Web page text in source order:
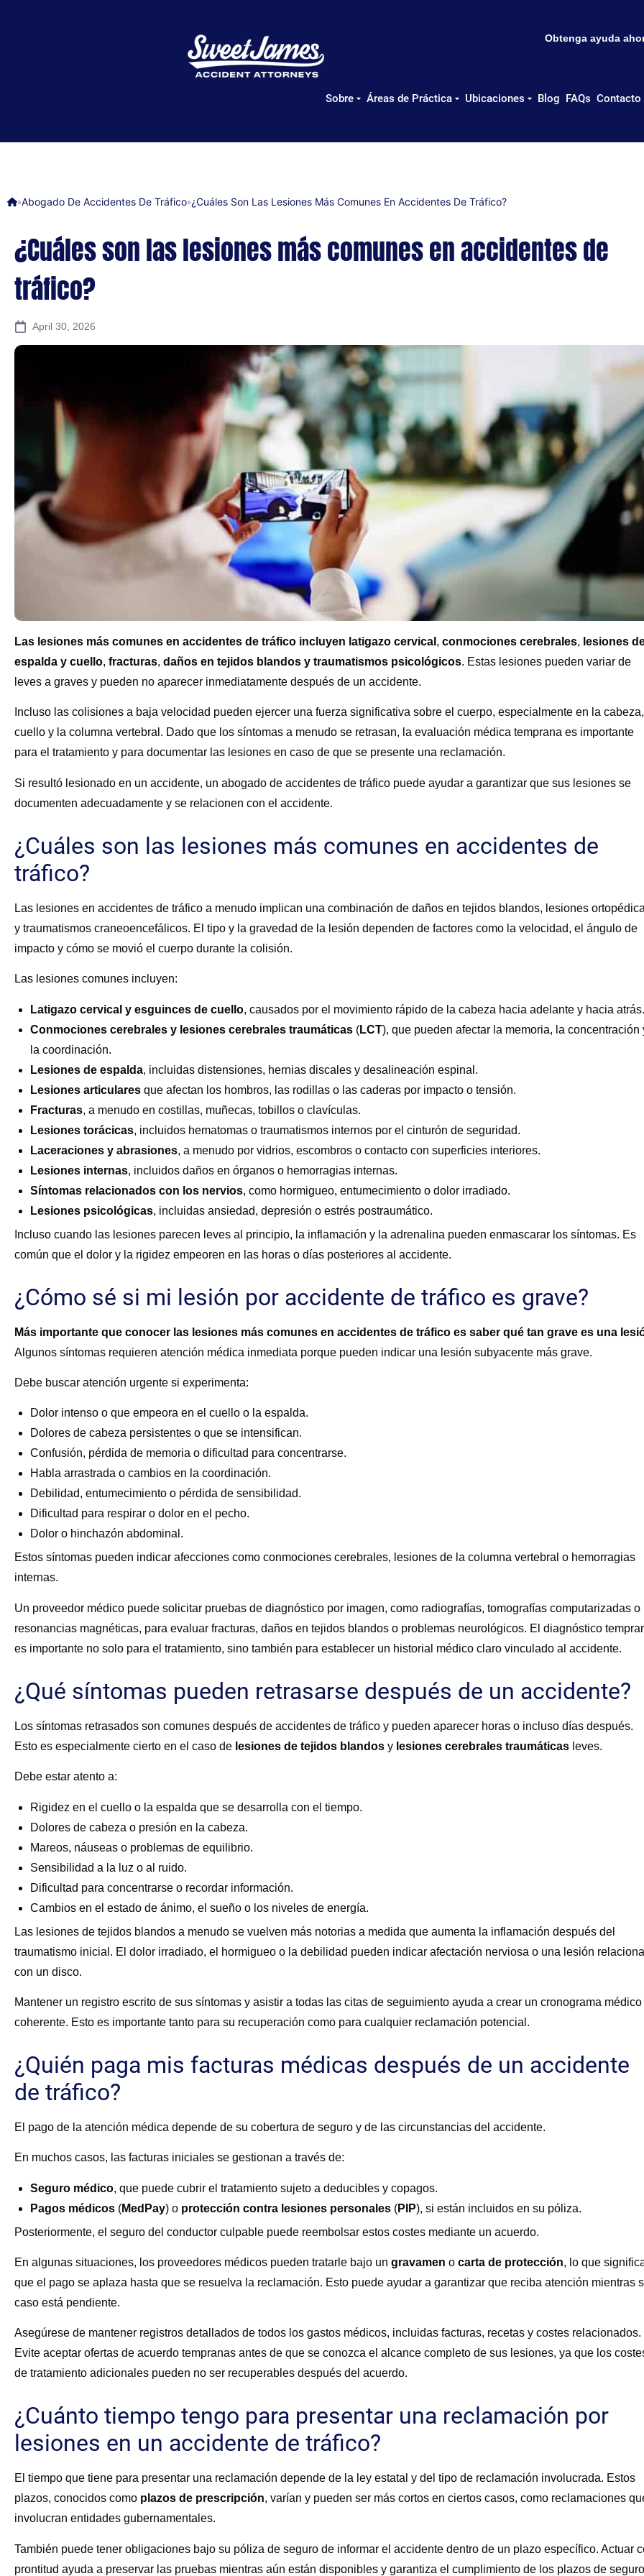
Sobre Áreas de Práctica Ubicaciones Blog FAQs Contacto
Obtenga ayuda
»Abogado De Accidentes De Tráfico»¿Cuáles Son Las Lesiones Más Comunes En Accidentes De Tráfico?
¿Cuáles son las lesiones más comunes en accidentes de
tráfico?
April 30, 2026
Las lesiones más comunes en accidentes de tráfico incluyen latigazo cervical , conmociones cerebrales, lesiones
espalda y cuello, fracturas, daños en tejidos blandos y traumatismos psicológicos. Estas lesiones pueden variar de
leves a graves y pueden no aparecer inmediatamente después de un accidente.
Incluso las colisiones a baja velocidad pueden ejercer una fuerza significativa sobre el cuerpo, especialmente en la
cuello y la columna vertebral. Dado que los síntomas a menudo se retrasan, la evaluación médica temprana es importante
para el tratamiento y para documentar las lesiones en caso de que se presente una reclamación.
Si resultó lesionado en un accidente, un abogado de accidentes de tráfico puede ayudar a garantizar que sus lesiones se
documenten adecuadamente y se relacionen con el accidente.
¿Cuáles son las lesiones más comunes en accidentes de
tráfico?
Las lesiones en accidentes de tráfico a menudo implican una combinación de daños en tejidos blandos, lesiones
y traumatismos craneoencefálicos. El tipo y la gravedad de la lesión dependen de factores como la velocidad, el ángulo de
impacto y cómo se movió el cuerpo durante la colisión.
Las lesiones comunes incluyen:
Latigazo cervical y esguinces de cuello, causados por el movimiento rápido de la cabeza hacia adelante y hacia atrás.
Conmociones cerebrales y lesiones cerebrales traumáticas (LCT), que pueden afectar la memoria, la concentración
la coordinación.
Lesiones de espalda, incluidas distensiones, hernias discales y desalineación espinal.
Lesiones articulares que afectan los hombros, las rodillas o las caderas por impacto o tensión.
Fracturas, a menudo en costillas, muñecas, tobillos o clavículas.
Lesiones torácicas, incluidos hematomas o traumatismos internos por el cinturón de seguridad.
Laceraciones y abrasiones, a menudo por vidrios, escombros o contacto con superficies interiores.
Lesiones internas, incluidos daños en órganos o hemorragias internas.
Síntomas relacionados con los nervios, como hormigueo, entumecimiento o dolor irradiado.
Lesiones psicológicas, incluidas ansiedad, depresión o estrés postraumático.
Incluso cuando las lesiones parecen leves al principio, la inflamación y la adrenalina pueden enmascarar los síntomas. Es
común que el dolor y la rigidez empeoren en las horas o días posteriores al accidente.
¿Cómo sé si mi lesión por accidente de tráfico es grave?
Más importante que conocer las lesiones más comunes en accidentes de tráfico es saber qué tan grave es una
Algunos síntomas requieren atención médica inmediata porque pueden indicar una lesión subyacente más grave.
Debe buscar atención urgente si experimenta:
Dolor intenso o que empeora en el cuello o la espalda.
Dolores de cabeza persistentes o que se intensifican.
Confusión, pérdida de memoria o dificultad para concentrarse.
Habla arrastrada o cambios en la coordinación.
Debilidad, entumecimiento o pérdida de sensibilidad.
Dificultad para respirar o dolor en el pecho.
Dolor o hinchazón abdominal.
Estos síntomas pueden indicar afecciones como conmociones cerebrales, lesiones de la columna vertebral o hemorragias
internas.
Un proveedor médico puede solicitar pruebas de diagnóstico por imagen, como radiografías, tomografías computarizadas o
resonancias magnéticas, para evaluar fracturas, daños en tejidos blandos o problemas neurológicos. El diagnóstico
es importante no solo para el tratamiento, sino también para establecer un historial médico claro vinculado al accidente.
¿Qué síntomas pueden retrasarse después de un accidente?
Los síntomas retrasados son comunes después de accidentes de tráfico y pueden aparecer horas o incluso días después.
Esto es especialmente cierto en el caso de lesiones de tejidos blandos y lesiones cerebrales traumáticas leves.
Debe estar atento a:
Rigidez en el cuello o la espalda que se desarrolla con el tiempo.
Dolores de cabeza o presión en la cabeza.
Mareos, náuseas o problemas de equilibrio.
Sensibilidad a la luz o al ruido.
Dificultad para concentrarse o recordar información.
Cambios en el estado de ánimo, el sueño o los niveles de energía.
Las lesiones de tejidos blandos a menudo se vuelven más notorias a medida que aumenta la inflamación después del
traumatismo inicial. El dolor irradiado, el hormigueo o la debilidad pueden indicar afectación nerviosa o una lesión
con un disco.
Mantener un registro escrito de sus síntomas y asistir a todas las citas de seguimiento ayuda a crear un cronograma médico
coherente. Esto es importante tanto para su recuperación como para cualquier reclamación potencial.
¿Quién paga mis facturas médicas después de un accidente
de tráfico?
El pago de la atención médica depende de su cobertura de seguro y de las circunstancias del accidente.
En muchos casos, las facturas iniciales se gestionan a través de:
Seguro médico, que puede cubrir el tratamiento sujeto a deducibles y copagos.
Pagos médicos (MedPay) o protección contra lesiones personales (PIP), si están incluidos en su póliza.
Posteriormente, el seguro del conductor culpable puede reembolsar estos costes mediante un acuerdo.
En algunas situaciones, los proveedores médicos pueden tratarle bajo un gravamen o carta de protección, lo que
que el pago se aplaza hasta que se resuelva la reclamación. Esto puede ayudar a garantizar que reciba atención mientras
caso está pendiente.
Asegúrese de mantener registros detallados de todos los gastos médicos, incluidas facturas, recetas y costes relacionados.
Evite aceptar ofertas de acuerdo tempranas antes de que se conozca el alcance completo de sus lesiones, ya que los
de tratamiento adicionales pueden no ser recuperables después del acuerdo.
¿Cuánto tiempo tengo para presentar una reclamación por
lesiones en un accidente de tráfico?
El tiempo que tiene para presentar una reclamación depende de la ley estatal y del tipo de reclamación involucrada. Estos
plazos, conocidos como plazos de prescripción, varían y pueden ser más cortos en ciertos casos, como reclamaciones
involucran entidades gubernamentales.
También puede tener obligaciones bajo su póliza de seguro de informar el accidente dentro de un plazo específico. Actuar
prontitud ayuda a preservar las pruebas mientras aún están disponibles y garantiza el cumplimiento de los plazos de